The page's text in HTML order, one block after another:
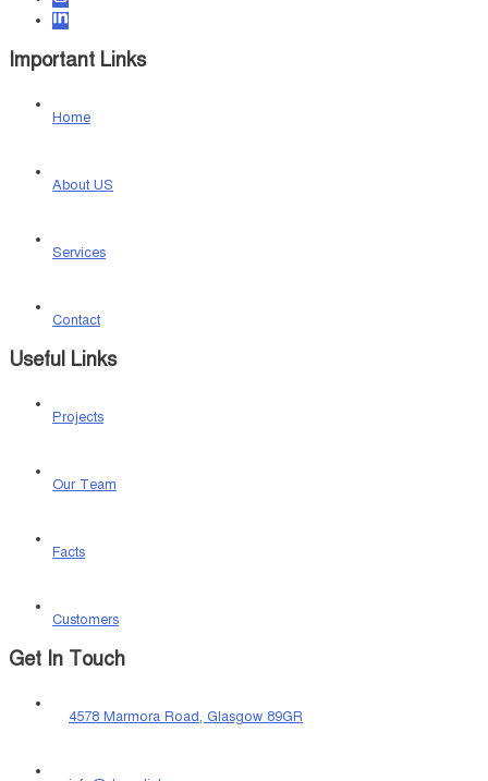
Important Links
Home
About US
Services
Contact
Useful Links
Projects
Our Team
Facts
Customers
Get In Touch
4578 Marmora Road, Glasgow 89GR